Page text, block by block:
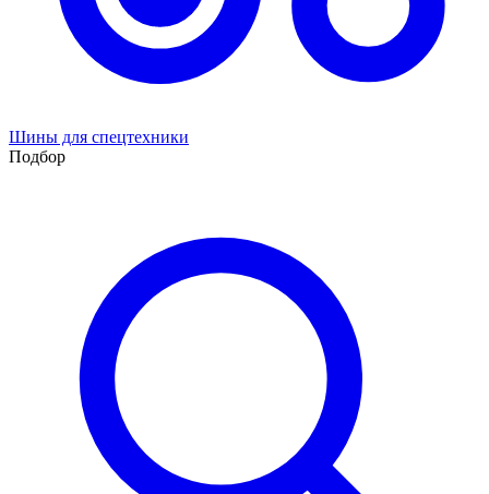
Шины для спецтехники
Подбор